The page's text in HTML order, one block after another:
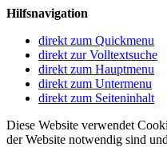
Hilfsnavigation
direkt zum Quickmenu
direkt zur Volltextsuche
direkt zum Hauptmenu
direkt zum Untermenu
direkt zum Seiteninhalt
Diese Website verwendet
der Website notwendig sind